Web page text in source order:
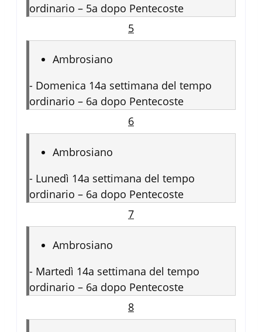
ordinario – 5a dopo Pentecoste
5
Ambrosiano
- Domenica 14a settimana del tempo
ordinario – 6a dopo Pentecoste
6
Ambrosiano
- Lunedì 14a settimana del tempo
ordinario – 6a dopo Pentecoste
7
Ambrosiano
- Martedì 14a settimana del tempo
ordinario – 6a dopo Pentecoste
8